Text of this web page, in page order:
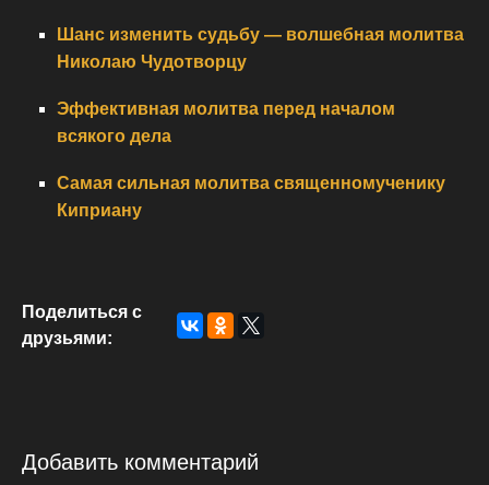
Шанс изменить судьбу — волшебная молитва
Николаю Чудотворцу
Эффективная молитва перед началом
всякого дела
Самая сильная молитва священномученику
Киприану
Поделиться с
друзьями:
Добавить комментарий